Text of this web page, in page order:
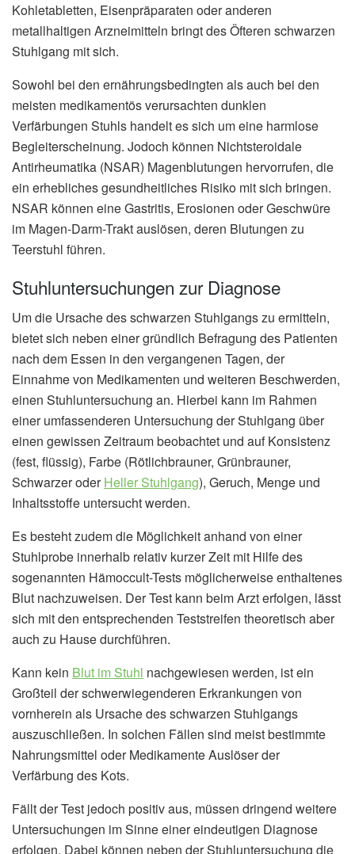
Kohletabletten, Eisenpräparaten oder anderen
metallhaltigen Arzneimitteln bringt des Öfteren schwarzen
Stuhlgang mit sich.
Sowohl bei den ernährungsbedingten als auch bei den
meisten medikamentös verursachten dunklen
Verfärbungen Stuhls handelt es sich um eine harmlose
Begleiterscheinung. Jodoch können Nichtsteroidale
Antirheumatika (NSAR) Magenblutungen hervorrufen, die
ein erhebliches gesundheitliches Risiko mit sich bringen.
NSAR können eine Gastritis, Erosionen oder Geschwüre
im Magen-Darm-Trakt auslösen, deren Blutungen zu
Teerstuhl führen.
Stuhluntersuchungen zur Diagnose
Um die Ursache des schwarzen Stuhlgangs zu ermitteln,
bietet sich neben einer gründlich Befragung des Patienten
nach dem Essen in den vergangenen Tagen, der
Einnahme von Medikamenten und weiteren Beschwerden,
einen Stuhluntersuchung an. Hierbei kann im Rahmen
einer umfassenderen Untersuchung der Stuhlgang über
einen gewissen Zeitraum beobachtet und auf Konsistenz
(fest, flüssig), Farbe (Rötlichbrauner, Grünbrauner,
Schwarzer oderHeller Stuhlgang), Geruch, Menge und
Inhaltsstoffe untersucht werden.
Es besteht zudem die Möglichkeit anhand von einer
Stuhlprobe innerhalb relativ kurzer Zeit mit Hilfe des
sogenannten Hämoccult-Tests möglicherweise enthaltenes
Blut nachzuweisen. Der Test kann beim Arzt erfolgen, lässt
sich mit den entsprechenden Teststreifen theoretisch aber
auch zu Hause durchführen.
Kann kein Blut im Stuhl nachgewiesen werden, ist ein
Großteil der schwerwiegenderen Erkrankungen von
vornherein als Ursache des schwarzen Stuhlgangs
auszuschließen. In solchen Fällen sind meist bestimmte
Nahrungsmittel oder Medikamente Auslöser der
Verfärbung des Kots.
Fällt der Test jedoch positiv aus, müssen dringend weitere
Untersuchungen im Sinne einer eindeutigen Diagnose
erfolgen. Dabei können neben der Stuhluntersuchung die